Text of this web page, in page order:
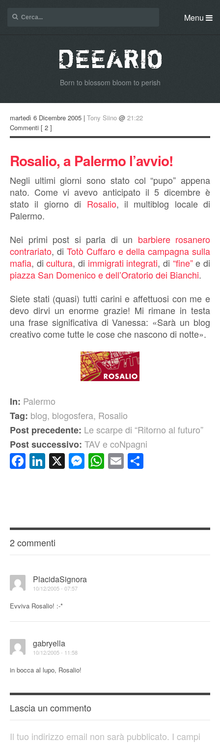
Menu
Born to blossom bloom to perish
martedì 6 Dicembre 2005 | Tony Siino @ 21:22
Commenti [ 2 ]
Rosalio, a Palermo l’avvio!
Negli ultimi giorni sono stato col “pupo” appena
nato. Come vi avevo anticipato il 5 dicembre è
stato il giorno di Rosalio, il multiblog locale di
Palermo.
Nei primi post si parla di un barbiere rosanero
contrariato, di Totò Cuffaro e della campagna sulla
mafia, dicultura, di immigrati integrati, di “fine”e di
piazza San Domenico e dell’Oratorio dei Bianchi.
Siete stati (quasi) tutti carini e affettuosi con me e
devo dirvi un enorme grazie! Mi rimane in testa
una frase significativa di Vanessa: «Sarà un blog
creativo come tutte le cose che nascono di notte».
In: Palermo
Tag: blog, blogosfera, Rosalio
Post precedente: Le scarpe di “Ritorno al futuro”
Post successivo: TAV e coNpagni
Facebook
LinkedIn
X Messenger
WhatsApp
Email
2 commenti
PlacidaSignora
10/12/2005 - 07:57
Evviva Rosalio! :-*
gabryella
10/12/2005 - 11:58
in bocca al lupo, Rosalio!
Lascia un commento
Il tuo indirizzo email non sarà pubblicato. I campi